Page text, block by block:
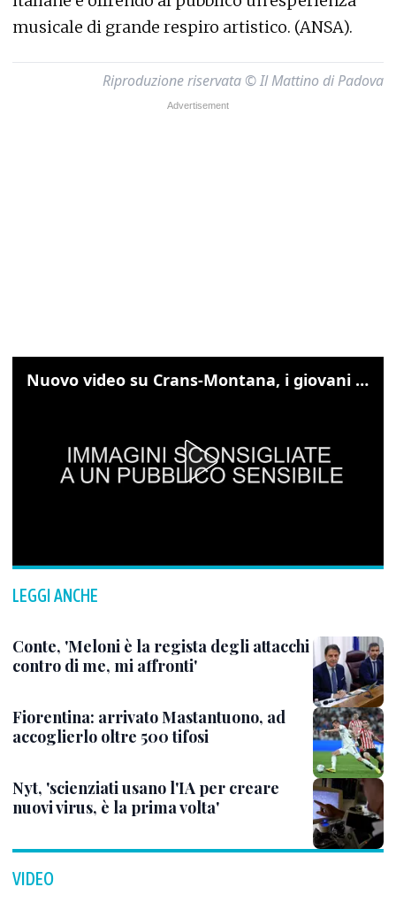
musicale di grande respiro artistico. (ANSA).
Riproduzione riservata © Il Mattino di Padova
Nuovo video su Crans-Montana, i giovani cercano di sfondare le vetrate
LEGGI ANCHE
Conte, 'Meloni è la regista degli attacchi
contro di me, mi affronti'
Fiorentina: arrivato Mastantuono, ad
accoglierlo oltre 500 tifosi
Nyt, 'scienziati usano l'IA per creare
nuovi virus, è la prima volta'
VIDEO